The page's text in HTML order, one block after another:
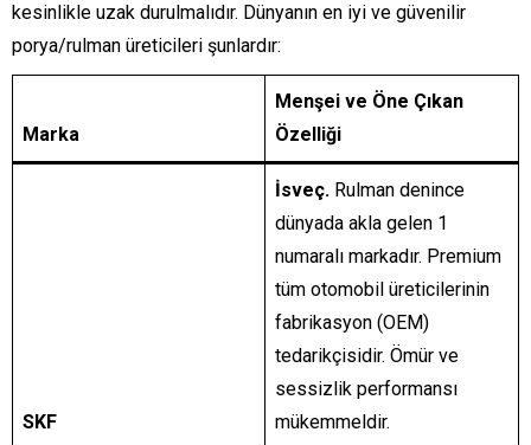
kesinlikle uzak durulmalıdır. Dünyanın en iyi ve güvenilir
porya/rulman üreticileri şunlardır:
Marka
Menşei ve Öne Çıkan
Özelliği
SKF
İsveç. Rulman denince
dünyada akla gelen 1
numaralı markadır. Premium
tüm otomobil üreticilerinin
fabrikasyon (OEM)
tedarikçisidir. Ömür ve
sessizlik performansı
mükemmeldir.